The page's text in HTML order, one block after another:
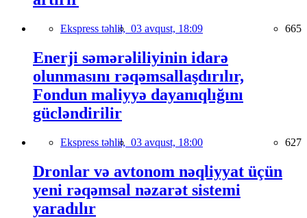
Ekspress təhlil, 03 avqust, 18:09 665
Enerji səmərəliliyinin idarə
olunmasını rəqəmsallaşdırılır,
Fondun maliyyə dayanıqlığını
gücləndirilir
Ekspress təhlil, 03 avqust, 18:00 627
Dronlar və avtonom nəqliyyat üçün
yeni rəqəmsal nəzarət sistemi
yaradılır